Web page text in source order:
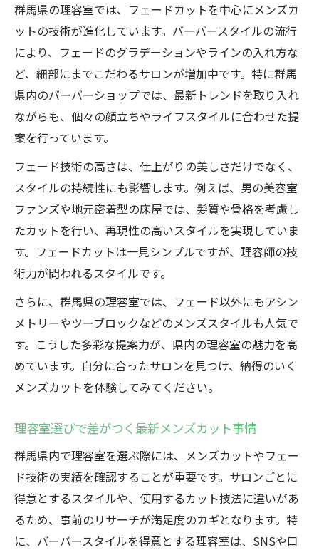
メンズカットで叶う個性派BARBERスタイ
ル
BARBERスタイルの楽しみ方とメンズカッ
トの関係
理容室で個性を出すメンズカットの工夫
自分らしさを表現するメンズカットアレン
ジ術
BARBER流メンズカットで日常をアップデ
ート
自分に合うメンズカットを群馬で選ぶポイント
理想に近づくメンズカットの選び方ガイド
群馬で自分に合う理容室を見つけるコツ
メンズカットが得意な理容室の特徴を解説
フェードやBARBERスタイルを選ぶ基準と
は
失敗しないメンズカット選びのポイント集
週末に通える群馬の理容室活用法を解説
用術
群馬県で通いやすい理容室の選び方を紹介
週末に予約しやすいメンズカット店の特徴
BARBERスタイルも叶う理容室の使い方
理容室で手軽にできるメンズカットの工夫
群馬県の理容室では、フェードカットを中心にメンズカ
ットの技術が進化しています。バーバースタイルの流行
により、フェードのグラデーションやラインの入れ方な
ど、細部にまでこだわるサロンが増加中です。特に群馬
県内のバーバーショップでは、最新トレンドを取り入れ
ながらも、個々の顔立ちやライフスタイルに合わせた提
案を行っています。
フェード技術の高さは、仕上がりの美しさだけでなく、
スタイルの持続性にも影響します。例えば、男の美容室
ファンズや地元密着型の床屋では、髪質や骨格を考慮し
たカットを行い、再現性の高いスタイルを実現していま
す。フェードカットは一見シンプルですが、理容師の技
術力が問われるスタイルです。
さらに、群馬県の理容室では、フェード以外にもアシン
メトリーやツーブロックなどのメンズスタイルも人気で
す。こうした多彩な提案力が、県内の理容室の魅力を高
めています。自分に合ったサロンを見つけ、納得のいく
メンズカットを体験してみてください。
理容室選びで差がつく最新メンズカット事情
群馬県内で理容室を選ぶ際には、メンズカットやフェー
ド技術の実績を確認することが重要です。サロンごとに
得意とするスタイルや、使用するカット技法に違いがあ
るため、事前のリサーチが満足度のカギとなります。特
に、バーバースタイルを得意とする理容室は、SNSや口